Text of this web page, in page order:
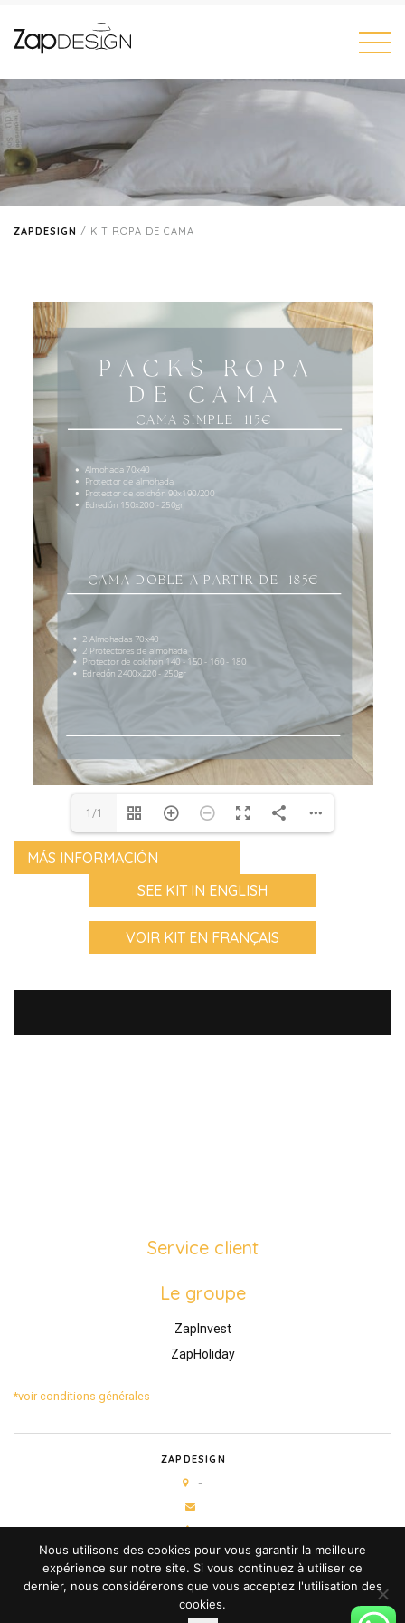
ZAPDESIGN / KIT ROPA DE CAMA
1/1
MÁS INFORMACIÓN
SEE KIT IN ENGLISH
VOIR KIT EN FRANÇAIS
Service client
Le groupe
ZapInvest
ZapHoliday
*voir conditions générales
ZAPDESIGN
–
Nous utilisons des cookies pour vous garantir la meilleure
expérience sur notre site. Si vous continuez à utiliser ce
dernier, nous considérerons que vous acceptez l'utilisation des
cookies.